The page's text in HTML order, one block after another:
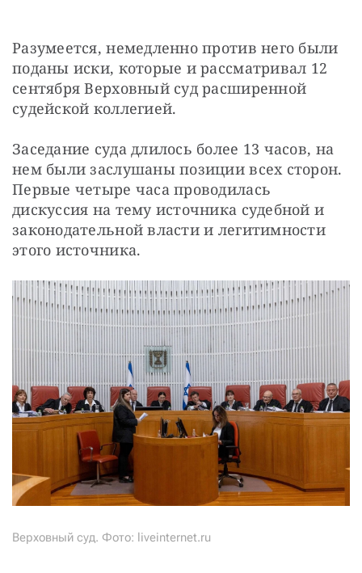
Разумеется, немедленно против него были
поданы иски, которые и рассматривал 12
сентября Верховный суд расширенной
судейской коллегией.
Заседание суда длилось более 13 часов, на
нем были заслушаны позиции всех сторон.
Первые четыре часа проводилась
дискуссия на тему источника судебной и
законодательной власти и легитимности
этого источника.
Верховный суд. Фото: liveinternet.ru